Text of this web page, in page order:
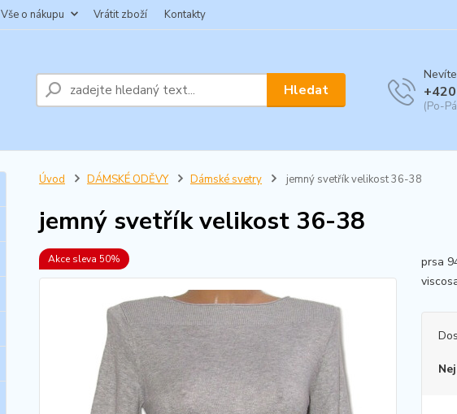
Vše o nákupu Vrátit zboží Kontakty
Hledat
(Po-
Úvod DÁMSKÉ ODĚVY Dámské svetry jemný svetřík velikost 36-38
jemný svetřík velikost 36-38
Akce sleva 50%
prsa